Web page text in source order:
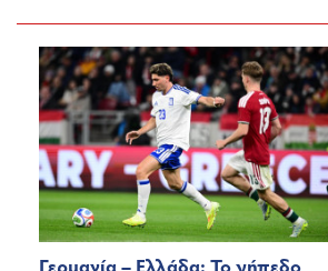
Γερμανία – Ελλάδα: Το γήπεδο